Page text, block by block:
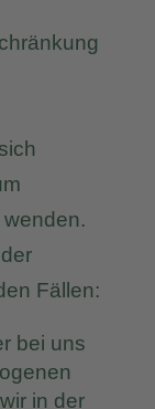
Fällen:
bei uns
in der